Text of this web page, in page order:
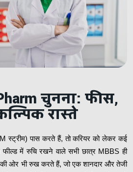
चुनना: फीस,
रास्ते
स्ट्रीम) पास करते हैं, तो करियर को लेकर कई
में रुचि रखने वाले सभी छात्र MBBS ही
ओर भी रुख करते हैं, जो एक शानदार और तेजी